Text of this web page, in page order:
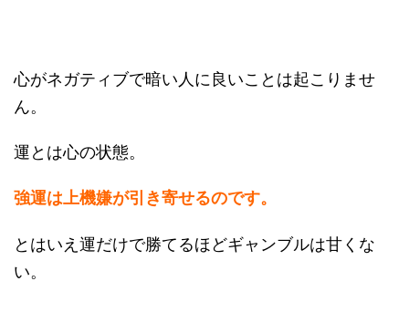
心がネガティブで暗い人に良いことは起こりませ
ん。
運とは心の状態。
強運は上機嫌が引き寄せるのです。
とはいえ運だけで勝てるほどギャンブルは甘くな
い。